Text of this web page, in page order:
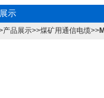
示
产品展示>>煤矿用通信电缆>>